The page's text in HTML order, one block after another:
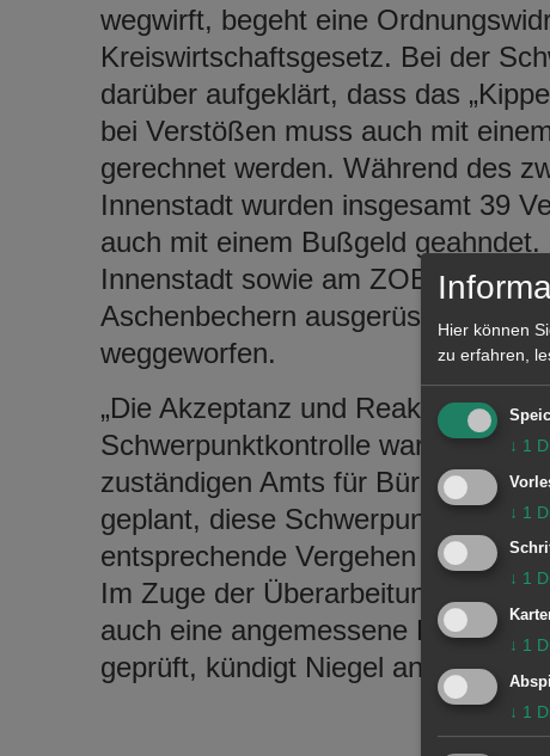
wegwirft, begeht eine
Kreiswirtschaftsgesetz. Bei der
darüber aufgeklärt, dass das
bei Verstößen muss auch mit
gerechnet werden. Während des
Innenstadt wurden insgesamt 39
auch mit einem Bußgeld
Innenstadt sowie am ZOB sehr
Aschenbechern ausgerüstet sind,
weggeworfen.
„Die Akzeptanz und Reaktion der
Schwerpunktkontrolle war positiv“,
zuständigen Amts für
geplant, diese
entsprechende Vergehen auch
Im Zuge der Überarbeitung des
auch eine angemessene Erhöhung
geprüft, kündigt Niegel an.
Hier können
zu erfahren,
↓ 1
↓ 1
↓ 1
↓ 1
↓ 1